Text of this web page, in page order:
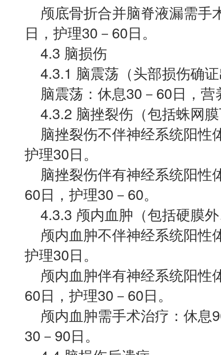
颅底骨折合并脑脊液漏需手
日，护理30－60日。
4.3 脑损伤
4.3.1 脑震荡（头部损伤确
脑震荡：休息30－60日，营
4.3.2 脑挫裂伤（包括蛛网
脑挫裂伤不伴神经系统阳性
护理30日。
脑挫裂伤伴有神经系统阳性
60日，护理30－60。
4.3.3 颅内血肿（包括硬膜
颅内血肿不伴神经系统阳性
护理30日。
颅内血肿伴有神经系统阳性
60日，护理30－60日。
颅内血肿需手术治疗：休息
30－90日。